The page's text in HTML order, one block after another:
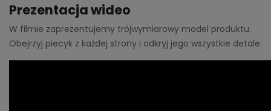
Prezentacja wideo
W filmie zaprezentujemy trójwymiarowy model produktu.
Obejrzyj piecyk z każdej strony i odkryj jego wszystkie detale.